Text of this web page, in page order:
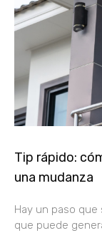
Tip rápido:
una mudanza
Hay un paso
que puede